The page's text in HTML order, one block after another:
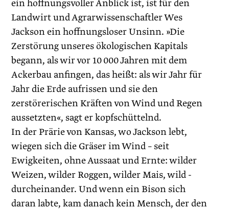
ein hoffnungsvoller Anblick ist, ist für den
Landwirt und Agrarwissenschaftler Wes
Jackson ein hoffnungsloser Unsinn. »Die
Zerstörung unseres ökologischen Kapitals
begann, als wir vor 10 000 Jahren mit dem
Ackerbau anfingen, das heißt: als wir Jahr für
Jahr die Erde aufrissen und sie den
zerstörerischen Kräften von Wind und Regen
aussetzten«, sagt er kopfschüttelnd.
In der Prärie von Kansas, wo Jackson lebt,
wiegen sich die Gräser im Wind – seit
Ewigkeiten, ohne Aussaat und Ernte: wilder
Weizen, wilder Roggen, wilder Mais, wild ­
durcheinander. Und wenn ein Bison sich
daran labte, kam danach kein Mensch, der den